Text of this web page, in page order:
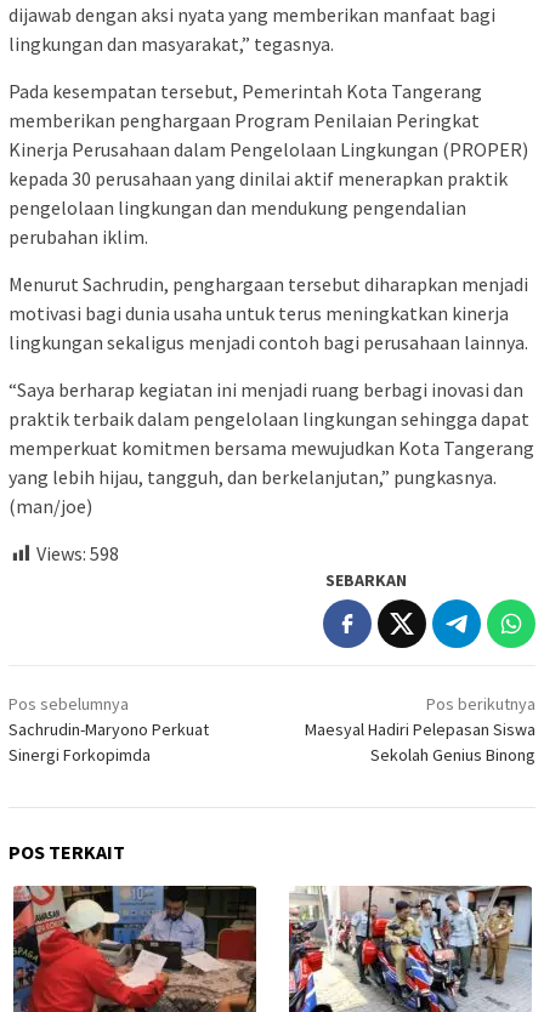
dijawab dengan aksi nyata yang memberikan manfaat bagi
lingkungan dan masyarakat,” tegasnya.
Pada kesempatan tersebut, Pemerintah Kota Tangerang
memberikan penghargaan Program Penilaian Peringkat
Kinerja Perusahaan dalam Pengelolaan Lingkungan (PROPER)
kepada 30 perusahaan yang dinilai aktif menerapkan praktik
pengelolaan lingkungan dan mendukung pengendalian
perubahan iklim.
Menurut Sachrudin, penghargaan tersebut diharapkan menjadi
motivasi bagi dunia usaha untuk terus meningkatkan kinerja
lingkungan sekaligus menjadi contoh bagi perusahaan lainnya.
“Saya berharap kegiatan ini menjadi ruang berbagi inovasi dan
praktik terbaik dalam pengelolaan lingkungan sehingga dapat
memperkuat komitmen bersama mewujudkan Kota Tangerang
yang lebih hijau, tangguh, dan berkelanjutan,” pungkasnya.
(man/joe)
Views: 598
SEBARKAN
Navigasi
pos
Pos sebelumnya
Sachrudin-Maryono Perkuat
Sinergi Forkopimda
Pos berikutnya
Maesyal Hadiri Pelepasan Siswa
Sekolah Genius Binong
POS TERKAIT